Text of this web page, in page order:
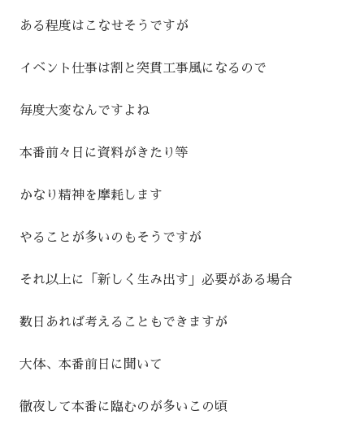
ある程度はこなせそうですが
イベント仕事は割と突貫工事風になるので
毎度大変なんですよね
本番前々日に資料がきたり等
かなり精神を摩耗します
やることが多いのもそうですが
それ以上に「新しく生み出す」必要がある場合
数日あれば考えることもできますが
大体、本番前日に聞いて
徹夜して本番に臨むのが多いこの頃